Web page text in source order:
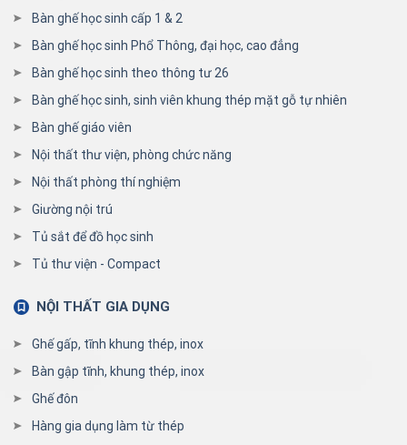
Bàn ghế học sinh cấp 1 & 2
Bàn ghế học sinh Phổ Thông, đại học, cao đẳng
Bàn ghế học sinh theo thông tư 26
Bàn ghế học sinh, sinh viên khung thép mặt gỗ tự nhiên
Bàn ghế giáo viên
Nội thất thư viện, phòng chức năng
Nội thất phòng thí nghiệm
Giường nội trú
Tủ sắt để đồ học sinh
Tủ thư viện - Compact
NỘI THẤT GIA DỤNG
Ghế gấp, tĩnh khung thép, inox
Bàn gập tĩnh, khung thép, inox
Ghế đôn
Hàng gia dụng làm từ thép